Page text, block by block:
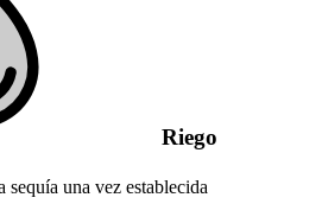
Riego
una vez establecida